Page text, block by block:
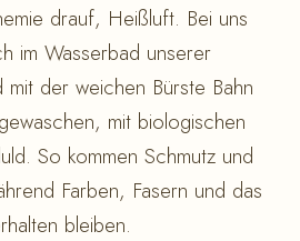
drauf, Heißluft. Bei uns
im Wasserbad unserer
mit der weichen Bürste Bahn
mit biologischen
So kommen Schmutz und
Farben, Fasern und das
bleiben.